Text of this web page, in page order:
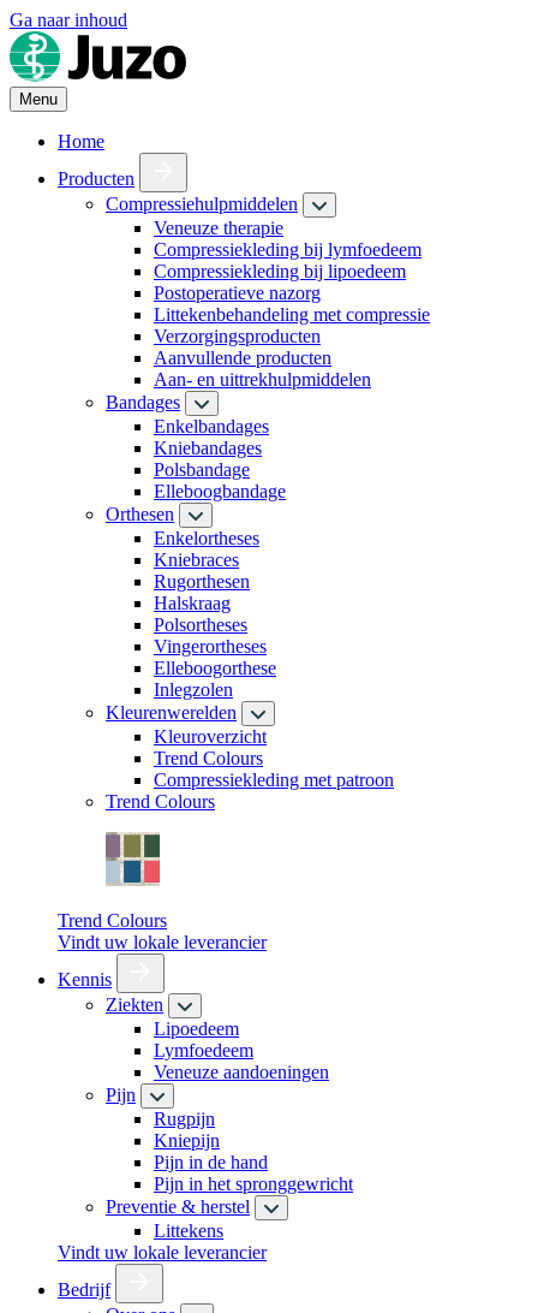
Ga naar inhoud
Menu
Home
Producten
Compressiehulpmiddelen
Veneuze therapie
Compressiekleding bij lymfoedeem
Compressiekleding bij lipoedeem
Postoperatieve nazorg
Littekenbehandeling met compressie
Verzorgingsproducten
Aanvullende producten
Aan- en uittrekhulpmiddelen
Bandages
Enkelbandages
Kniebandages
Polsbandage
Elleboogbandage
Orthesen
Enkelortheses
Kniebraces
Rugorthesen
Halskraag
Polsortheses
Vingerortheses
Elleboogorthese
Inlegzolen
Kleurenwerelden
Kleuroverzicht
Trend Colours
Compressiekleding met patroon
Trend Colours
Trend Colours
Vindt uw lokale leverancier
Kennis
Ziekten
Lipoedeem
Lymfoedeem
Veneuze aandoeningen
Pijn
Rugpijn
Kniepijn
Pijn in de hand
Pijn in het spronggewricht
Preventie & herstel
Littekens
Vindt uw lokale leverancier
Bedrijf